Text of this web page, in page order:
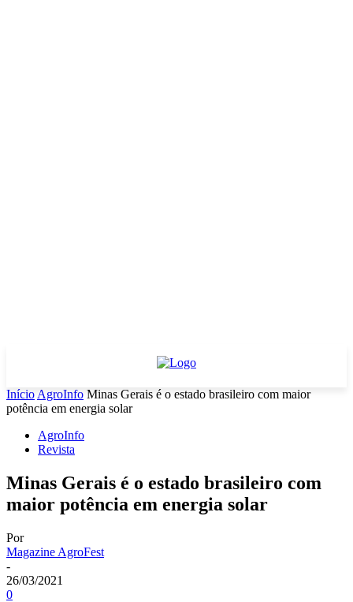
Início AgroInfo Minas Gerais é o estado brasileiro com maior
potência em energia solar
AgroInfo
Revista
Minas Gerais é o estado brasileiro com
maior potência em energia solar
Por
Magazine AgroFest
-
26/03/2021
0